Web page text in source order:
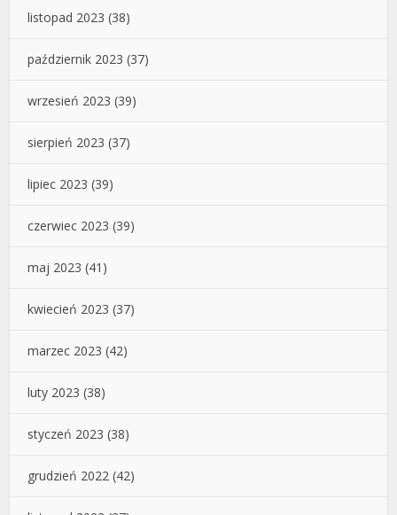
listopad 2023 (38)
październik 2023 (37)
wrzesień 2023 (39)
sierpień 2023 (37)
lipiec 2023 (39)
czerwiec 2023 (39)
maj 2023 (41)
kwiecień 2023 (37)
marzec 2023 (42)
luty 2023 (38)
styczeń 2023 (38)
grudzień 2022 (42)